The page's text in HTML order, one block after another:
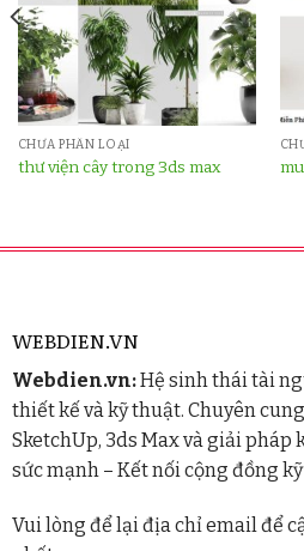
CHƯA PHÂN LOẠI
thư viện cây trong 3ds max
WEBDIEN.VN
Webdien.vn:Hệ sinh thái tài
thiết kế và kỹ thuật. Chuyên
SketchUp, 3ds Max và giải pháp
sức mạnh – Kết nối cộng đồng
Vui lòng để lại địa chỉ email để